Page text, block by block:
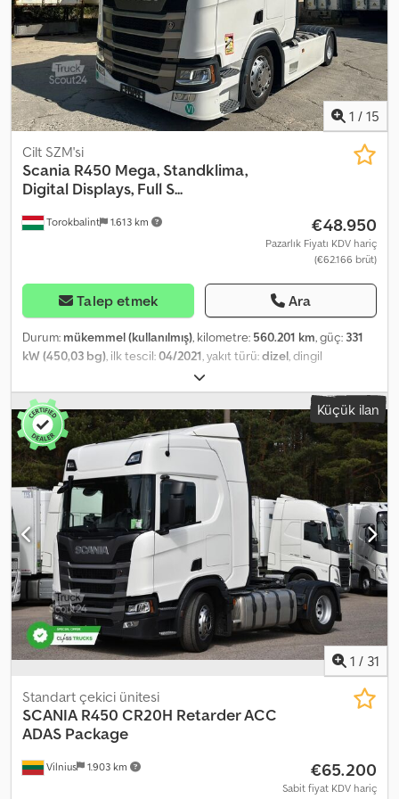
1 / 15
Torokbalint 1.613 km
Cilt SZM'si
Scania R450 Mega, Standklima,
Digital Displays, Full S...
€48.950
Pazarlık Fiyatı KDV hariç
(€62.166 brüt)
Talep etmek Ara
Durum: mükemmel (kullanılmış), kilometre: 560.201 km, güç: 331
kW (450,03 bg), ilk tescil:04/2021, yakıt türü:dizel, dingil
, frenler:
şoför kabini:yataklı kabin, vites türü:otomatik, emisyon sınıfı:Euro
6, Üretim yılı:2021, Donanım:ABS, AdBlue, EBS (Elektronik Fren
Sistemi), araç içi bilgisayar, buzdolabı, elektrikli cam sistemi, hız
sabitleyici, is filtrasyon filtresi, klima, merkezi kilitleme, retarder,
= Ek Seçenekler ve Aksesuarlar = - Alüminyum yakıt tankı - Uzun
farlar - Klima - Havalı süspansiyonlu koltuklar - Partikül filtresi -
Sunroof - Uyku kabini - Yan etekler - Otomatik ısıtma sistemi
Dwsdpfx Asztqigsbaea - Alet kutusu = Notlar = Scania R450 Mega
2021 04-2021 Beyaz YS2R4X20005623757 560.223 km, Bekleme
kliması, Tam spoiler, Yeni takograf G2V2, Dijital gösterge = Ek
Bilgiler = Ön aks: Direksiyonlu Motor hacmi: 12.742 cc Boş ağırlık:
8.924 kg Yük kapasitesi: 26.152 kg Toplam ağırlık: 35.076 kg APK
(Teknik periyodik muayene): 03.2027 tarihine kadar geçerli Teknik
durumu: Çok iyi Görsel durumu: Çok iyi
Küçük ilan
1 / 31
Vilnius 1.903 km
Standart çekici ünitesi
SCANIA R450 CR20H Retarder ACC
ADAS Package
€65.200
Sabit fiyat KDV hariç